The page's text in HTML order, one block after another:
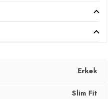
Erkek
Slim Fit